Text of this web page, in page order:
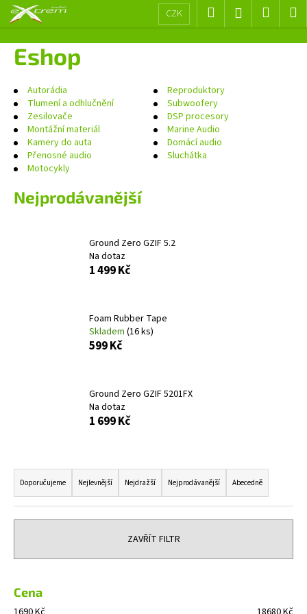
Přejít
CZK Hledat Přihlášení
košík
Eshop
Autorádia
Reproduktory
Tlumení a odhlučnění
Subwoofery
Zesilovače
DSP procesory
Montážní materiál
Marine Audio
Kamery do auta
Domácí audio
Přenosné audio
Sluchátka
Motocykly
Nejprodávanější
Ground Zero GZIF 5.2
Na dotaz
1 499 Kč
Foam Rubber Tape
Skladem (16 ks)
599 Kč
Ground Zero GZIF 5201FX
Na dotaz
1 699 Kč
Ř
a
z
e
í
r
o
Doporučujeme Nejlevnější Nejdražší Nejprodávanější Abecedně
ZAVŘÍT FILTR
Cena
š
o
p
o
t
ř
b
HLEDAT
D
p
r
u